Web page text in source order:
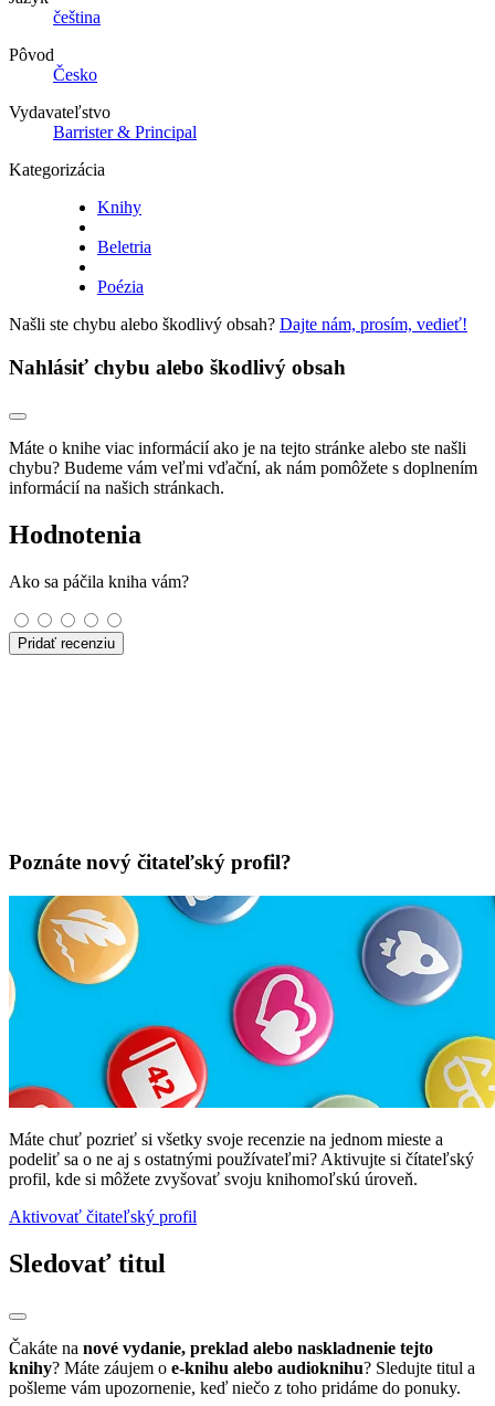
čeština
Pôvod
Česko
Vydavateľstvo
Barrister & Principal
Kategorizácia
Knihy
Beletria
Poézia
Našli ste chybu alebo škodlivý obsah? Dajte nám, prosím, vedieť!
Nahlásiť chybu alebo škodlivý obsah
Máte o knihe viac informácií ako je na tejto stránke alebo ste našli
chybu? Budeme vám veľmi vďační, ak nám pomôžete s doplnením
informácií na našich stránkach.
Hodnotenia
Ako sa páčila kniha vám?
Pridať recenziu
Poznáte nový čitateľský profil?
Máte chuť pozrieť si všetky svoje recenzie na jednom mieste a
podeliť sa o ne aj s ostatnými používateľmi? Aktivujte si čítateľský
profil, kde si môžete zvyšovať svoju knihomoľskú úroveň.
Aktivovať čitateľský profil
Sledovať titul
Čakáte na nové vydanie, preklad alebo naskladnenie tejto
knihy? Máte záujem o e-knihu alebo audioknihu? Sledujte titul a
pošleme vám upozornenie, keď niečo z toho pridáme do ponuky.